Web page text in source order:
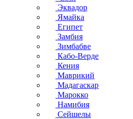
Эквадор
Ямайка
Египет
Замбия
Зимбабве
Кабо-Верде
Кения
Маврикий
Мадагаскар
Марокко
Намибия
Сейшелы